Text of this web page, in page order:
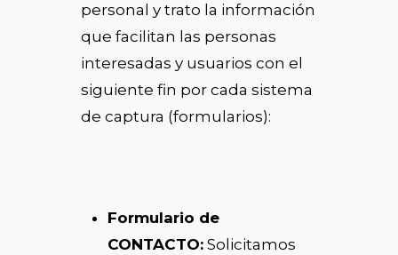
personal y trato la información
que facilitan las personas
interesadas y usuarios con el
siguiente fin por cada sistema
de captura (formularios):
Formulario de
CONTACTO:Solicitamos